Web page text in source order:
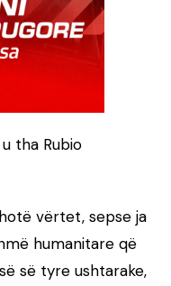
tha Rubio
vërtet, sepse ja
humanitare që
së tyre ushtarake,